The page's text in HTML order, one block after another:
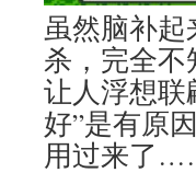
虽然脑补
杀，完全不
让人浮想联
好”是有原
用过来了